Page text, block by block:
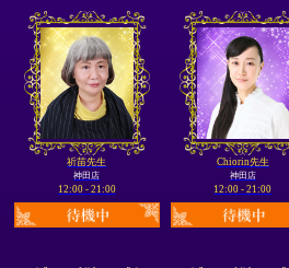
祈苗先生
神田店
12:00 - 21:00
Chiorin先生
神田店
12:00 - 21:00